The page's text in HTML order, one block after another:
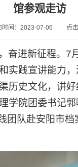
馆参观走访
时间：2023-07-06 点
奋进新征程。 7月
实践宣讲能力
历史文化，讲
学院团委书记
团队赴安阳市